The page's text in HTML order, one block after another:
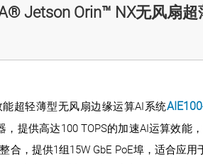
Jetson Orin™ NX无风扇
超轻薄型无风扇边缘运算AI系统
，提供高达100 TOPS的加速AI运算效
合，提供1组15W GbE PoE埠，适合应